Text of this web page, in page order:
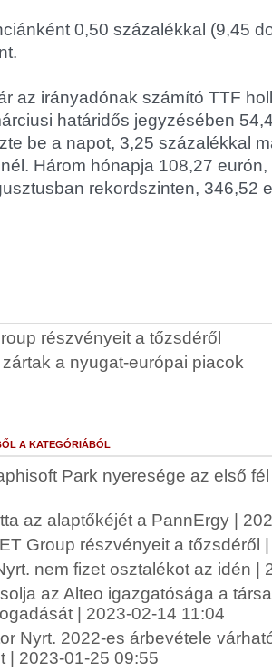
0,50 százalékkal (9,45
az irányadónak számító TTF
határidős jegyzésében
be a napot, 3,25 százalékkal
Három hónapja 108,27
rekordszinten, 346,52
részvényeit a tőzsdéről
a nyugat-európai piacok
A KATEGÓRIÁBÓL
Park nyeresége az első
az alaptőkéjét a PannErgy |
Group részvényeit a tőzsdéről
nem fizet osztalékot az idén |
az Alteo igazgatósága a
| 2023-02-14 11:04
Nyrt. 2022-es árbevétele
| 2023-01-25 09:55